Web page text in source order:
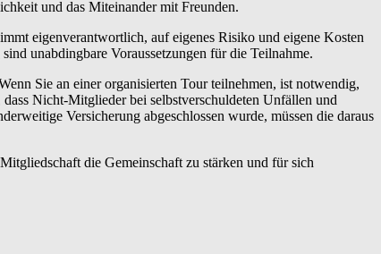
und das Miteinander mit Freunden.
eigenverantwortlich, auf eigenes Risiko und eigene Kosten
unabdingbare Voraussetzungen für die Teilnahme.
Sie an einer organisierten Tour teilnehmen, ist notwendig,
Nicht-Mitglieder bei selbstverschuldeten Unfällen und
Versicherung abgeschlossen wurde, müssen die daraus
die Gemeinschaft zu stärken und für sich